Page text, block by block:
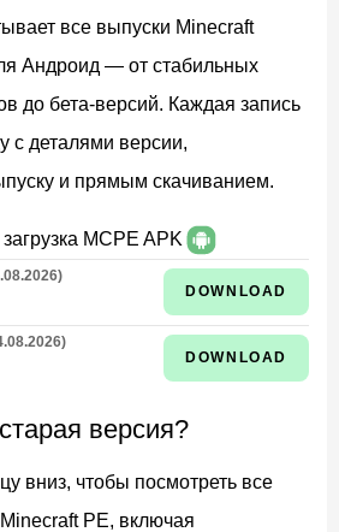
все выпуски Minecraft
Андроид — от стабильных
до бета-версий. Каждая запись
с деталями версии,
и прямым скачиванием.
MCPE APK
DOWNLOAD
DOWNLOAD
версия?
вниз, чтобы посмотреть все
PE, включая